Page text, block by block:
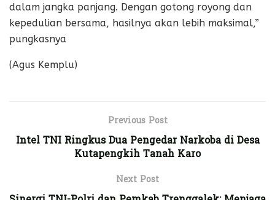
dalam jangka panjang. Dengan gotong royong dan
kepedulian bersama, hasilnya akan lebih maksimal,”
pungkasnya
(Agus Kemplu)
Previous Post
Intel TNI Ringkus Dua Pengedar Narkoba di Desa
Kutapengkih Tanah Karo
Next Post